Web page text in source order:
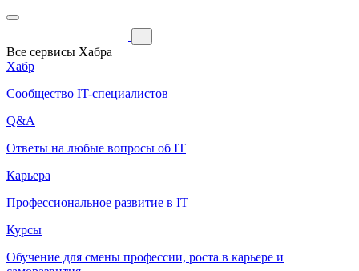
Все сервисы Хабра
Хабр
Сообщество IT-специалистов
Q&A
Ответы на любые вопросы об IT
Карьера
Профессиональное развитие в IT
Курсы
Обучение для смены профессии, роста в карьере и